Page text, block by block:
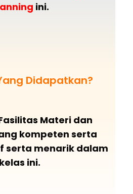
ini.
Didapatkan?
Materi dan
kompeten serta
serta menarik dalam
kelas ini.